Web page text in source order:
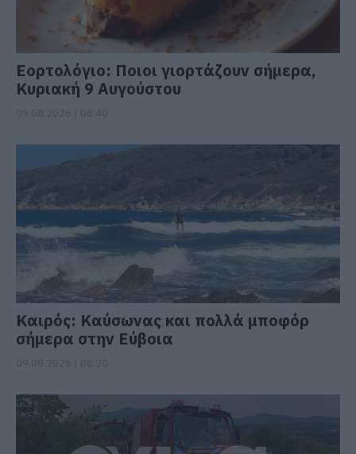
Εορτολόγιο: Ποιοι γιορτάζουν σήμερα,
Κυριακή 9 Αυγούστου
Καιρός: Καύσωνας και πολλά μποφόρ
σήμερα στην Εύβοια